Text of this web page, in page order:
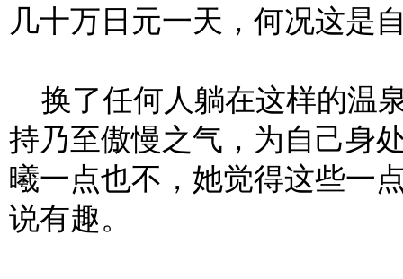
几十万日元一天，何况这是
换了任何人躺在这样的温
持乃至傲慢之气，为自己身
曦一点也不，她觉得这些一
说有趣。